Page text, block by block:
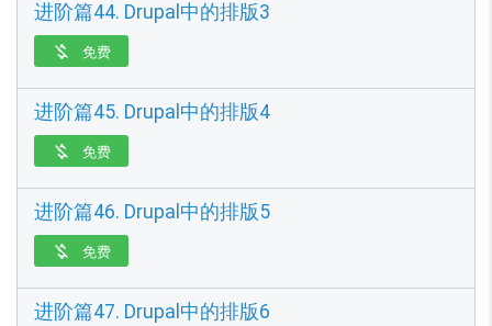
进阶篇44. Drupal中的排版3
 免费
进阶篇45. Drupal中的排版4
 免费
进阶篇46. Drupal中的排版5
 免费
进阶篇47. Drupal中的排版6